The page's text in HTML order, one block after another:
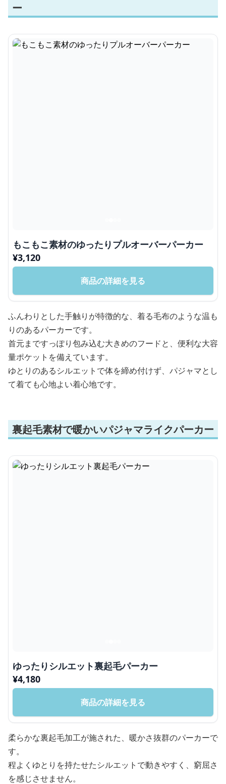
ー
もこもこ素材のゆったりプルオーバーパーカー
¥3,120
商品の詳細を見る
ふんわりとした手触りが特徴的な、着る毛布のような温も
りのあるパーカーです。
首元まですっぽり包み込む大きめのフードと、便利な大容
量ポケットを備えています。
ゆとりのあるシルエットで体を締め付けず、パジャマとし
て着ても心地よい着心地です。
裏起毛素材で暖かいパジャマライクパーカー
ゆったりシルエット裏起毛パーカー
¥4,180
商品の詳細を見る
柔らかな裏起毛加工が施された、暖かさ抜群のパーカーで
す。
程よくゆとりを持たせたシルエットで動きやすく、窮屈さ
を感じさせません。